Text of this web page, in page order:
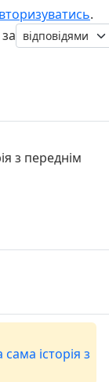
.
з переднім
історія з